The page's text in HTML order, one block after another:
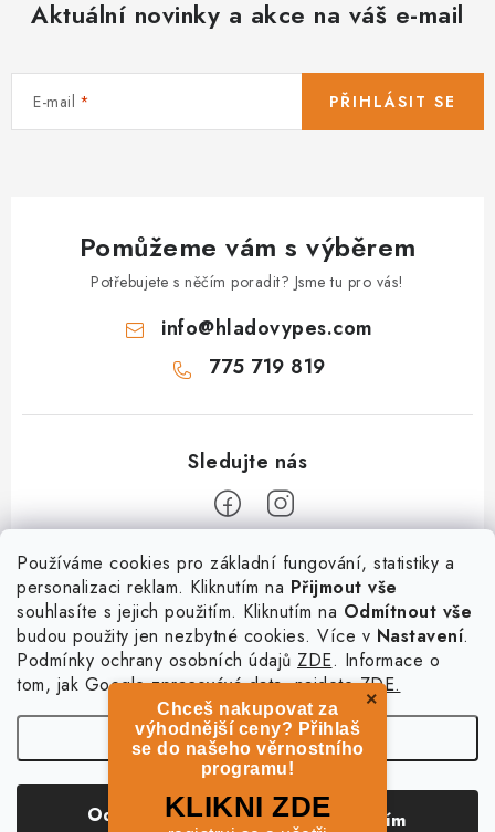
Používáme cookies pro základní fungování, statistiky a
personalizaci reklam. Kliknutím na Přijmout vše
souhlasíte s jejich použitím. Kliknutím na Odmítnout vše
budou použity jen nezbytné cookies. Více v Nastavení.
Podmínky ochrany osobních údajů ZDE. Informace o
tom, jak Google zpracovává data, najdeteZDE.
Nastavení
Odmítnout Souhlasím
Aktuální novinky a akce na váš e-mail
E-mail PŘIHLÁSIT SE
Pomůžeme vám s výběrem
Potřebujete s něčím poradit? Jsme tu pro vás!
info@hladovypes.com
775 719 819
Informace
O nás
Kontakty
Výměna, vrácení a reklamace
Služby
PetExpert - pojištění psů
Pujčení paddleboardu a psí plovací vesty
Osobní odběr zboží - PRODEJNA
hladovypes.com. Všechna práva vyhrazena. Upravit nastavení
cookies
×
Chceš nakupovat za
výhodnější ceny? Přihlaš
se do našeho věrnostního
programu!
KLIKNI ZDE